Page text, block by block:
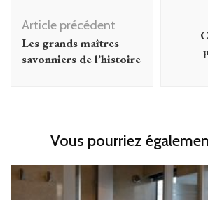
d'article
Article précédent
Les grands maîtres
savonniers de l’histoire
Vous pourriez